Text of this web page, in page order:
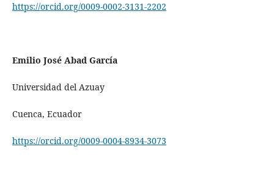
https://orcid.org/0009-0002-3131-2202
Emilio José Abad García
Universidad del Azuay
Cuenca, Ecuador
https://orcid.org/0009-0004-8934-3073